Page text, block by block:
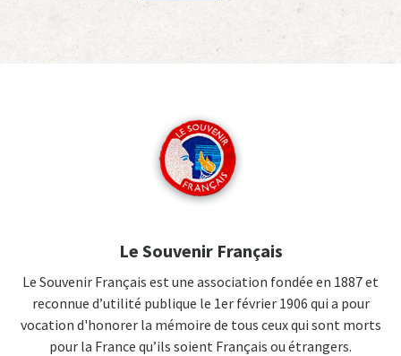
Le Souvenir Français
Le Souvenir Français est une association fondée en 1887 et
reconnue d’utilité publique le 1er février 1906 qui a pour
vocation d'honorer la mémoire de tous ceux qui sont morts
pour la France qu’ils soient Français ou étrangers.